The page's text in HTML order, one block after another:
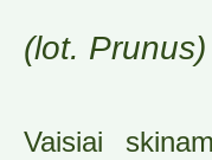
(lot. Prunus)
Vaisiai